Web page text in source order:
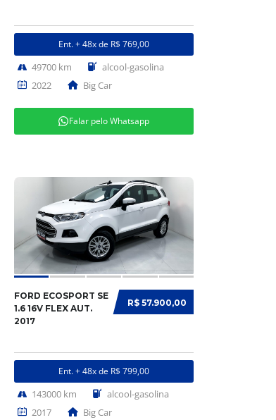
Ent. + 48x de R$ 769,00
49700 km
alcool-gasolina
2022
Big Car
Falar pelo Whatsapp
R$ 57.900,00
FORD ECOSPORT SE
1.6 16V FLEX AUT.
2017
Ent. + 48x de R$ 799,00
143000 km
alcool-gasolina
2017
Big Car